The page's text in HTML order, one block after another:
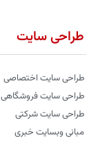
طراحی سایت
طراحی سایت اختصاصی
طراحی سایت فروشگاهی
طراحی سایت شرکتی
مبانی وبسایت خبری